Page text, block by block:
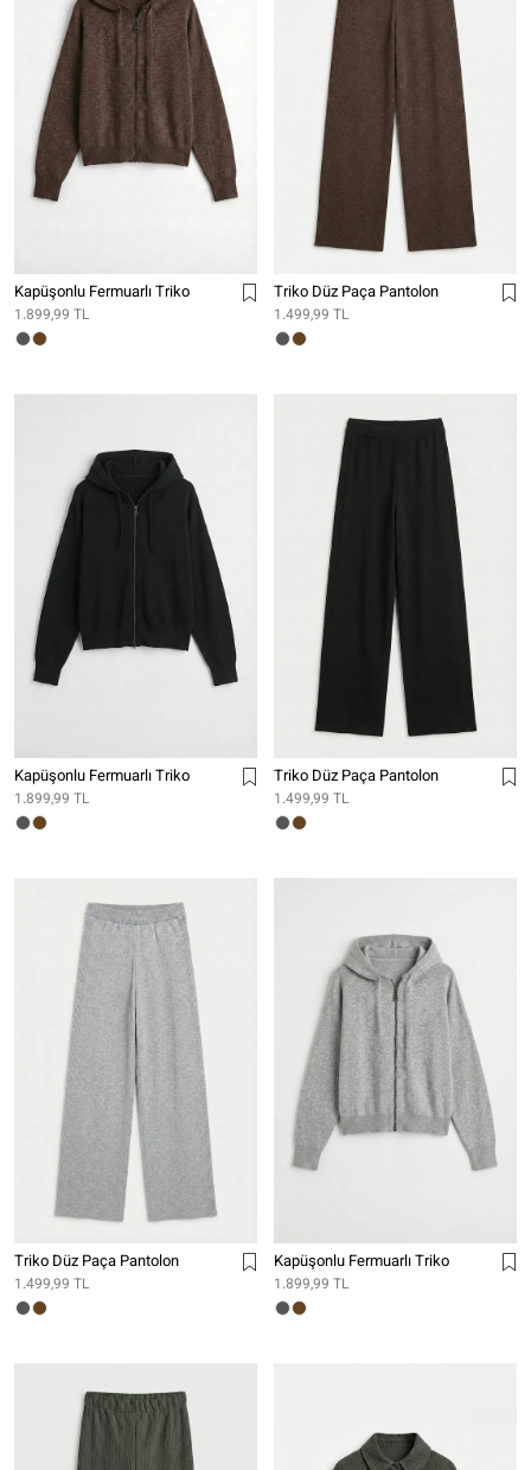
Kapüşonlu Fermuarlı Triko
1.899,99 TL
Triko Düz Paça Pantolon
1.499,99 TL
Kapüşonlu Fermuarlı Triko
1.899,99 TL
Triko Düz Paça Pantolon
1.499,99 TL
Triko Düz Paça Pantolon
1.499,99 TL
Kapüşonlu Fermuarlı Triko
1.899,99 TL